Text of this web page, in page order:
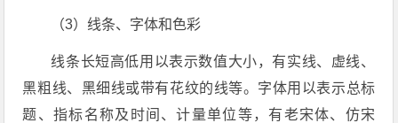
（3）线条、字体和色彩
线条长短高低用以表示数值大小，有实线、虚线、
黑粗线、黑细线或带有花纹的线等。字体用以表示总标
题、指标名称及时间、计量单位等，有老宋体、仿宋